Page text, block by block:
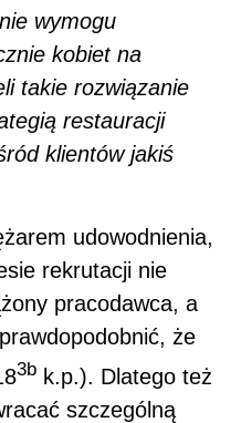
wymogu
kobiet na
takie rozwiązanie
restauracji
klientów jakiś
udowodnienia,
rekrutacji nie
pracodawca, a
że
3b k.p.). Dlatego też
szczególną